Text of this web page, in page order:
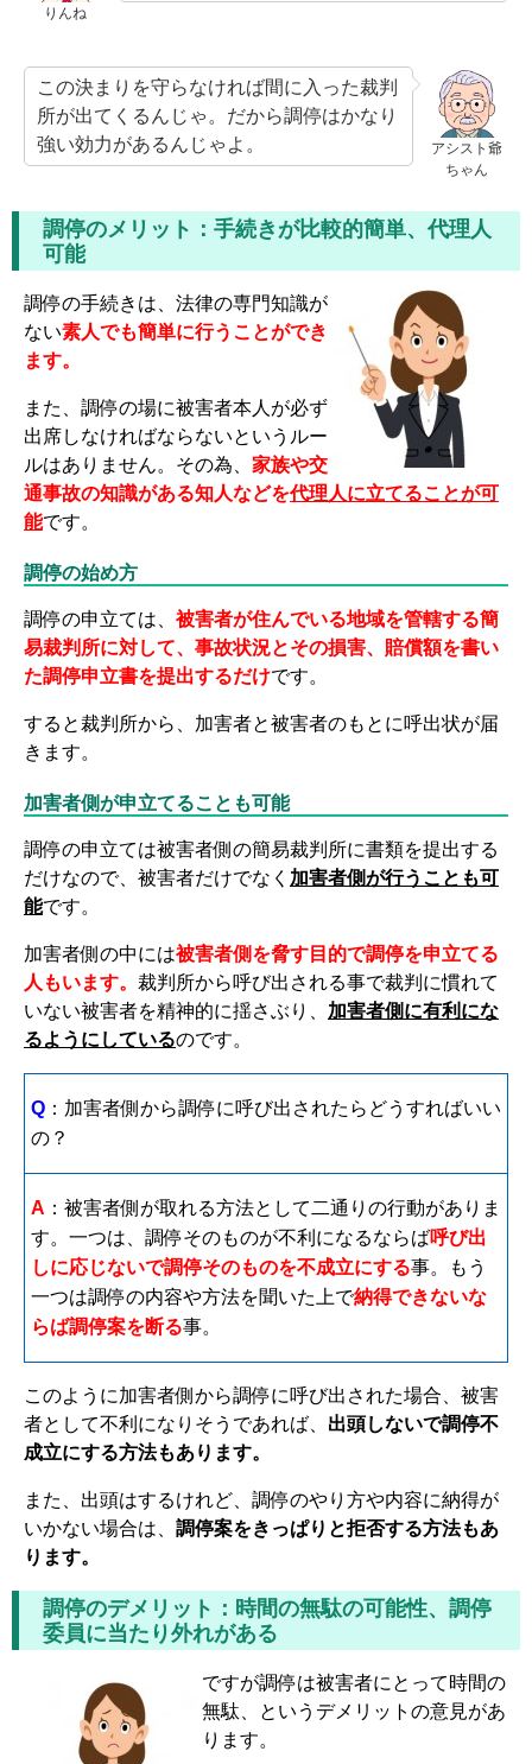
りんね
アシスト爺
ちゃん
この決まりを守らなければ間に入った裁判
所が出てくるんじゃ。だから調停はかなり
強い効力があるんじゃよ。
調停のメリット：手続きが比較的簡単、代理人
可能
調停の手続きは、法律の専門知識が
ない素人でも簡単に行うことができ
ます。
また、調停の場に被害者本人が必ず
出席しなければならないというルー
ルはありません。その為、 家族や交
通事故の知識がある知人などを代理人に立てることが可
能です。
調停の始め方
調停の申立ては、 被害者が住んでいる地域を管轄する簡
易裁判所に対して、事故状況とその損害、賠償額を書い
た調停申立書を提出するだけです。
すると裁判所から、加害者と被害者のもとに呼出状が届
きます。
加害者側が申立てることも可能
調停の申立ては被害者側の簡易裁判所に書類を提出する
だけなので、被害者だけでなく 加害者側が行うことも可
能です。
加害者側の中には被害者側を脅す目的で調停を申立てる
人もいます。 裁判所から呼び出される事で裁判に慣れて
いない被害者を精神的に揺さぶり、 加害者側に有利にな
るようにしているのです。
Q ：加害者側から調停に呼び出されたらどうすればいい
の？
A ：被害者側が取れる方法として二通りの行動がありま
す。一つは、調停そのものが不利になるならば呼び出
しに応じないで調停そのものを不成立にする事。もう
一つは調停の内容や方法を聞いた上で納得できないな
らば調停案を断る事。
このように加害者側から調停に呼び出された場合、被害
者として不利になりそうであれば、 出頭しないで調停不
成立にする方法もあります。
また、出頭はするけれど、調停のやり方や内容に納得が
いかない場合は、 調停案をきっぱりと拒否する方法もあ
ります。
調停のデメリット：時間の無駄の可能性、調停
委員に当たり外れがある
ですが調停は被害者にとって時間の
無駄、というデメリットの意見があ
ります。